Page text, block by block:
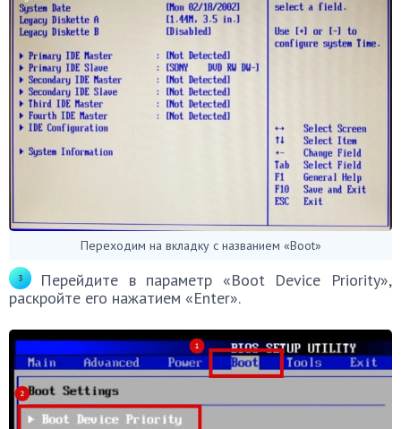
Переходим на вкладку с названием «Boot»
Перейдите в параметр «Boot Device Priority»,
раскройте его нажатием «Enter».